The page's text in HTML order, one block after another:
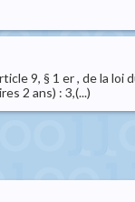
9, § 1 er , de la loi
2 ans) : 3,(...)